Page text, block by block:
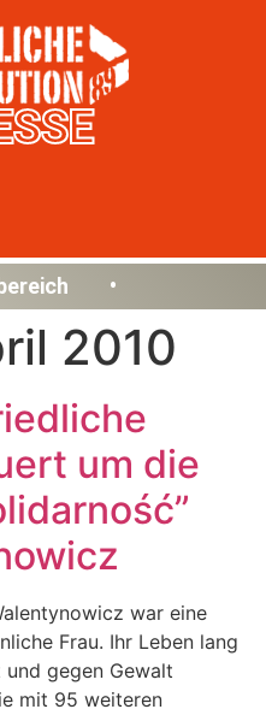
•
2010
um die
war eine
Frau. Ihr Leben lang
gegen Gewalt
mit 95 weiteren